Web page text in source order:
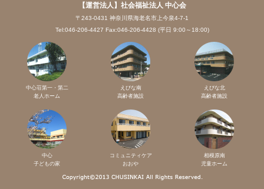
【運営法人】社会福祉法人 中心会
〒243-0431 神奈川県海老名市上今泉4-7-1
Tel:046-206-4427 Fax:046-206-4428 (平日 9:00～18:00)
中心荘第一・第二
老人ホーム
えびな南
高齢者施設
えびな北
高齢者施設
中心
子どもの家
コミュニティケア
おおや
相模原南
児童ホーム